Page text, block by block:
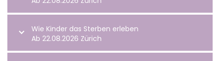
Wie Kinder das Sterben erleben
Ab 22.08.2026 Zürich